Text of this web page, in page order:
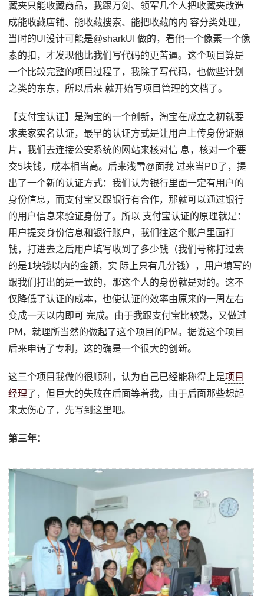
藏夹只能收藏商品，我跟万剑、领军几个人把收藏夹改造
成能收藏店铺、能收藏搜索、能把收藏的内 容分类处理，
当时的UI设计可能是@sharkUI 做的，看他一个像素一个像
素的扣，才发现他比我们写代码的更苦逼。这个项目算是
一个比较完整的项目过程了，我除了写代码，也做些计划
之类的东东，所以后来 就开始写项目管理的文档了。
【支付宝认证】是淘宝的一个创新，淘宝在成立之初就要
求卖家实名认证，最早的认证方式是让用户上传身份证照
片，我们去连接公安系统的网站来核对信 息，核对一个要
交5块钱，成本相当高。后来浅雪@面我 过来当PD了，提
出了一个新的认证方式：我们认为银行里面一定有用户的
身份信息，而支付宝又跟银行有合作，那就可以通过银行
的用户信息来验证身份了。所以 支付宝认证的原理就是：
用户提交身份信息和银行账户，我们往这个账户里面打
钱，打进去之后用户填写收到了多少钱（我们号称打过去
的是1块钱以内的金额，实 际上只有几分钱），用户填写的
跟我们打出的是一致的，那这个人的身份就是对的。这不
仅降低了认证的成本，也使认证的效率由原来的一周左右
变成一天以内即可 完成。由于我跟支付宝比较熟，又做过
PM，就理所当然的做起了这个项目的PM。据说这个项目
后来申请了专利，这的确是一个很大的创新。
这三个项目我做的很顺利，认为自己已经能称得上是项目
经理了，但巨大的失败在后面等着我，由于后面那些想起
来太伤心了，先写到这里吧。
第三年：